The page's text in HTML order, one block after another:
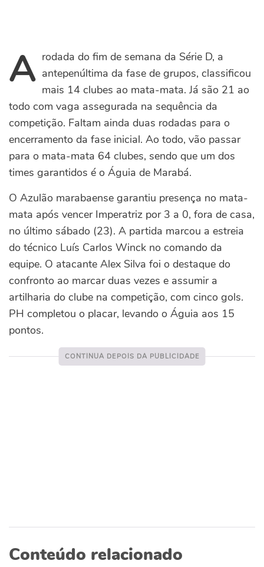
A rodada do fim de semana da Série D, a
antepenúltima da fase de grupos, classificou
mais 14 clubes ao mata-mata. Já são 21 ao
todo com vaga assegurada na sequência da
competição. Faltam ainda duas rodadas para o
encerramento da fase inicial. Ao todo, vão passar
para o mata-mata 64 clubes, sendo que um dos
times garantidos é o Águia de Marabá.
O Azulão marabaense garantiu presença no mata-
mata após vencer Imperatriz por 3 a 0, fora de casa,
no último sábado (23). A partida marcou a estreia
do técnico Luís Carlos Winck no comando da
equipe. O atacante Alex Silva foi o destaque do
confronto ao marcar duas vezes e assumir a
artilharia do clube na competição, com cinco gols.
PH completou o placar, levando o Águia aos 15
pontos.
Conteúdo relacionado